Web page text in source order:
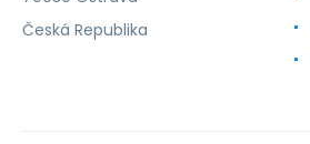
Česká Republika